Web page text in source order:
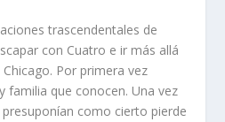
trascendentales de
con Cuatro e ir más allá
Por primera vez
familia que conocen. Una vez
como cierto pierde